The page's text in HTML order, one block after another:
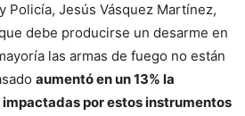
Policía, Jesús Vásquez Martínez,
debe producirse un desarme en
las armas de fuego no están
aumentó en un 13% la
por estos instrumentos